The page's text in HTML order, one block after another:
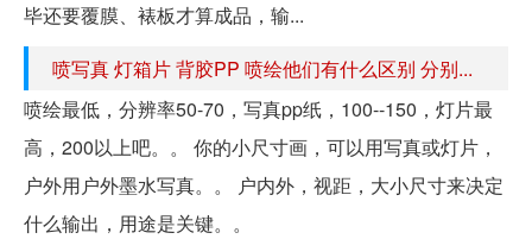
毕还要覆膜、裱板才算成品，输...
喷写真 灯箱片 背胶PP 喷绘他们有什么区别 分别...
喷绘最低，分辨率50-70，写真pp纸，100--150，灯片最
高，200以上吧。。 你的小尺寸画，可以用写真或灯片，
户外用户外墨水写真。。 户内外，视距，大小尺寸来决定
什么输出，用途是关键。。